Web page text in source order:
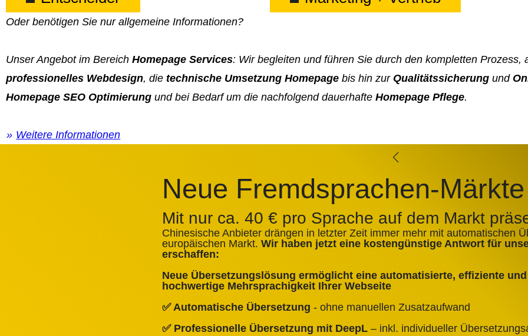
Oder benötigen Sie nur allgemeine Informationen?
Unser Angebot im Bereich Homepage Services: Wir begleiten und führen Sie durch den kompletten Prozess,
professionelles Webdesign, die technische Umsetzung Homepage bis hin zur Qualitätssicherung und
Homepage SEO Optimierung und bei Bedarf um die nachfolgend dauerhafte Homepage Pflege.
Weitere Informationen
Neue Fremdsprachen-
Mit nur ca. 40 € pro Sprache auf dem Markt
Chinesische Anbieter drängen in letzter Zeit immer mehr mit automatischen
europäischen Markt. Wir haben jetzt eine kostengünstige Antwort für
erschaffen:
Neue Übersetzungslösung ermöglicht eine automatisierte, effiziente
hochwertige Mehrsprachigkeit Ihrer Webseite
✅ Automatische Übersetzung - ohne manuellen Zusatzaufwand
✅ Professionelle Übersetzung mit DeepL– inkl. individueller